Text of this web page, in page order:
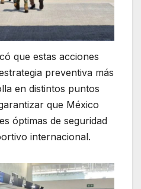
que estas acciones
preventiva más
en distintos puntos
que México
óptimas de seguridad
internacional.